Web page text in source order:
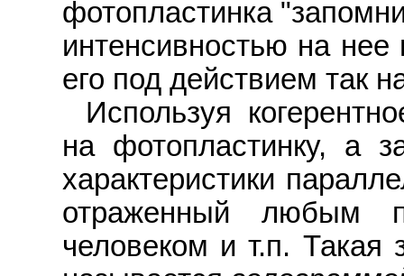
фотопластинка
интенсивностью на нее
его под действием так
Используя
на фотопластинку, а
характеристики
отраженный любым
человеком и т.п. Такая